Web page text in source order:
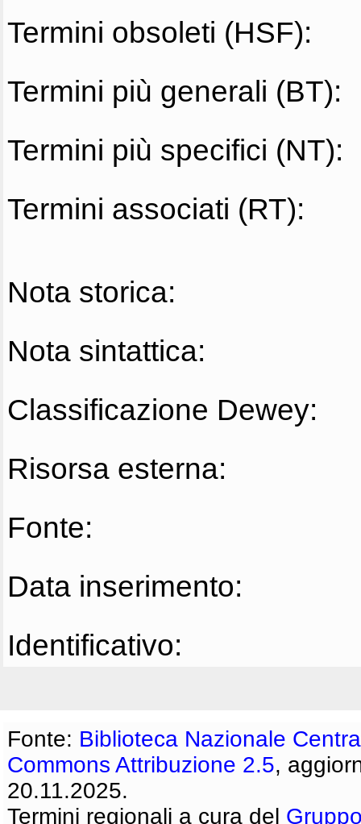
Termini obsoleti (HSF):
Termini più generali (BT):
Termini più specifici (NT):
Termini associati (RT):
Nota storica:
Nota sintattica:
Classificazione Dewey:
Risorsa esterna:
Fonte:
Data inserimento:
Identificativo:
Fonte: Biblioteca Nazionale
Commons Attribuzione 2.5,
20.11.2025.
Termini regionali a cura del